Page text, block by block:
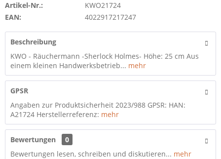
Artikel-Nr.:
KWO21724
EAN:
4022917217247
Beschreibung
KWO - Räuchermann -Sherlock Holmes- Höhe: 25 cm Aus
einem kleinen Handwerksbetrieb... mehr
GPSR
Angaben zur Produktsicherheit 2023/988 GPSR: HAN:
A21724 Herstellerreferenz: mehr
Bewertungen
0
Bewertungen lesen, schreiben und diskutieren... mehr